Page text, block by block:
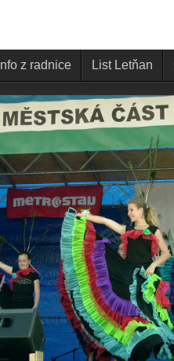
Info z radnice List Letňan